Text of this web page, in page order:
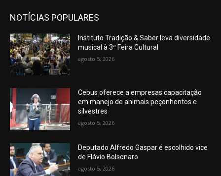
NOTÍCIAS POPULARES
Instituto Tradição & Saber leva diversidade
musical à 3ª Feira Cultural
agosto 5, 2026
Cebus oferece a empresas capacitação
em manejo de animais peçonhentos e
silvestres
agosto 5, 2026
Deputado Alfredo Gaspar é escolhido vice
de Flávio Bolsonaro
agosto 5, 2026